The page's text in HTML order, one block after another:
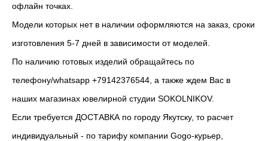
офлайн точках.
Модели которых нет в наличии оформляются на заказ, сроки
изготовления 5-7 дней в зависимости от моделей.
По наличию готовых изделий обращайтесь по
телефону/whatsapp +79142376544, а также ждем Вас в
наших магазинах ювелирной студии SOKOLNIKOV.
Если требуется ДОСТАВКА по городу Якутску, то расчет
индивидуальный - по тарифу компании Gogo-курьер,